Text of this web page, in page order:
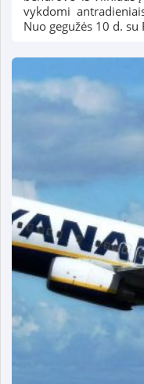
vykdomi
Nuo gegužės 10 d. su